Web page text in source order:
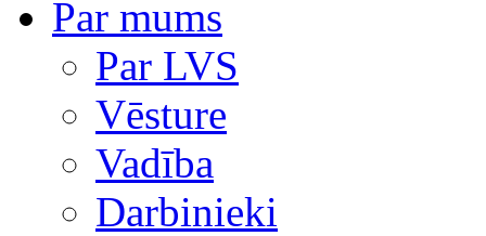
Par mums
Par LVS
Vēsture
Vadība
Darbinieki